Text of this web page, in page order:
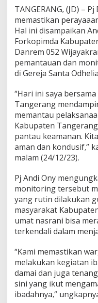
e
r
a
n
g
P
a
s
t
k
a
n
P
e
r
a
y
a
n
N
a
t
a
l
d
K
b
u
p
a
TANGERANG, (JD) –
memastikan
Hal ini disampaikan
Forkopimda
Danrem 052
pemantauan dan
di Gereja Santa
“Hari ini saya
Tangerang
memantau
Kabupaten
pantau keamanan.
aman dan kondusif,”
malam (24/12/23).
Pj Andi Ony
monitoring tersebut
yang rutin dilakukan
masyarakat
umat nasrani bisa
terkendali dalam
“Kami memastikan
melakukan kegiatan
damai dan juga
sini yang ikut
ibadahnya,”